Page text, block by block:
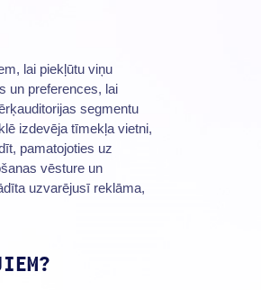
lai piekļūtu viņu
un preferences, lai
segmentu
izdevēja tīmekļa vietni,
pamatojoties uz
vēsture un
uzvarējusī reklāma,